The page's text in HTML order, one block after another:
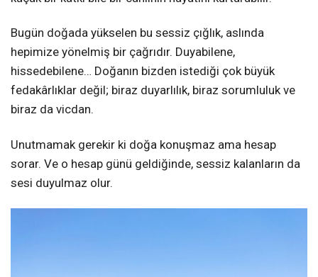
Bugün doğada yükselen bu sessiz çığlık, aslında
hepimize yönelmiş bir çağrıdır. Duyabilene,
hissedebilene… Doğanın bizden istediği çok büyük
fedakârlıklar değil; biraz duyarlılık, biraz sorumluluk ve
biraz da vicdan.
Unutmamak gerekir ki doğa konuşmaz ama hesap
sorar. Ve o hesap günü geldiğinde, sessiz kalanların da
sesi duyulmaz olur.